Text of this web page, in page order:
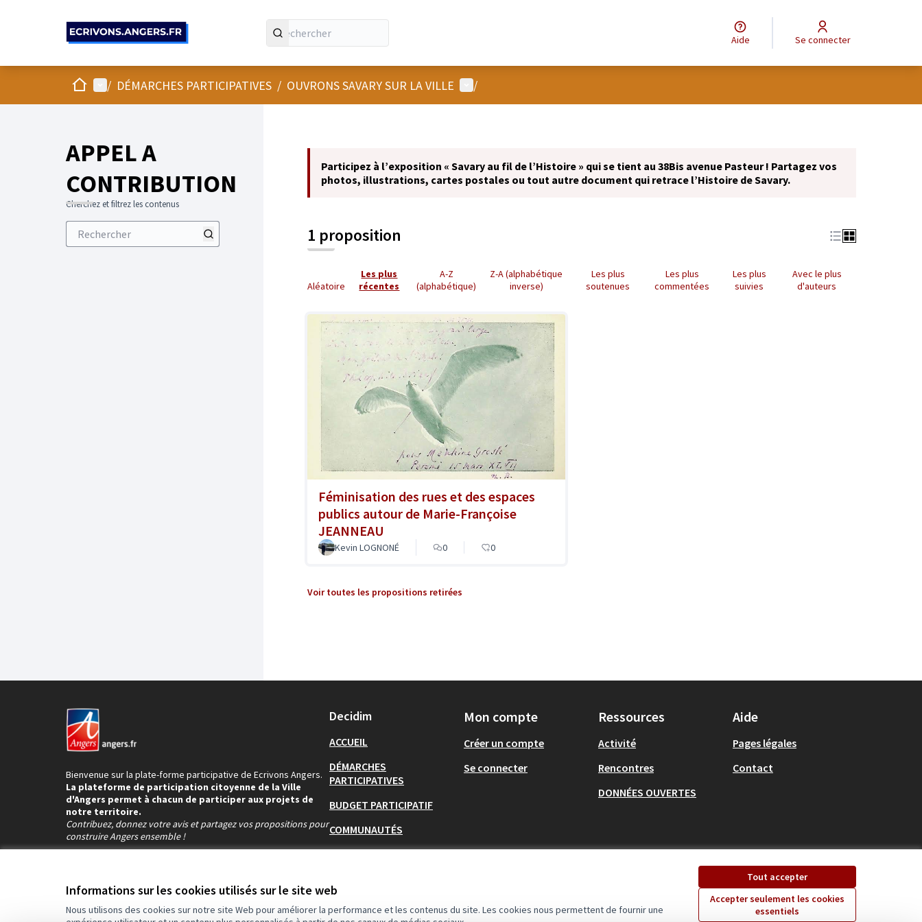
Informations sur les cookies utilisés sur le site web
Nous utilisons des cookies sur notre site Web pour améliorer la performance et les contenus du site. Les cookies nous permettent de fournir une
Tout accepter
Accepter seulement les cookies
essentiels
Aide Se connecter
AccueilMenu principal
/ DÉMARCHES PARTICIPATIVES / OUVRONS SAVARY SUR LA VILLE Menu utilisateur
/
APPEL A
CONTRIBUTION
Cherchez et filtrez les contenus
Participez à l’exposition « Savary au fil de l’Histoire » qui se tient au 38Bis avenue Pasteur ! Partagez vos
photos, illustrations, cartes postales ou tout autre document qui retrace l’Histoire de Savary.
1 proposition
Aléatoire
Les plus
récentes
A-Z
(alphabétique)
Z-A (alphabétique
inverse)
Les plus
soutenues
Les plus
commentées
Les plus
suivies
Avec le plus
d'auteurs
Féminisation des rues et des espaces
publics autour de Marie-Françoise
JEANNEAU
Kevin LOGNONÉ 0 0
Voir toutes les propositions retirées
Bienvenue sur la plate-forme participative de Ecrivons Angers.
La plateforme de participation citoyenne de la Ville
d'Angers permet à chacun de participer aux projets de
notre territoire.
Contribuez, donnez votre avis et partagez vos propositions pour
construire Angers ensemble !
Decidim
ACCUEIL
DÉMARCHES
PARTICIPATIVES
BUDGET PARTICIPATIF
COMMUNAUTÉS
Mon compte
Créer un compte
Se connecter
Ressources
Activité
Rencontres
DONNÉES OUVERTES
Aide
Pages légales
Contact
Conditions d'utilisationParamètres des cookies